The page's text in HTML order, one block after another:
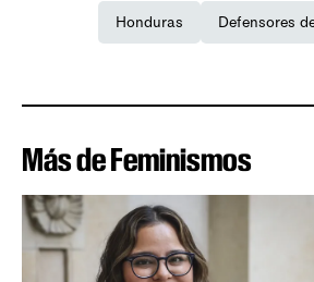
Honduras Defensores
Más de Feminismos